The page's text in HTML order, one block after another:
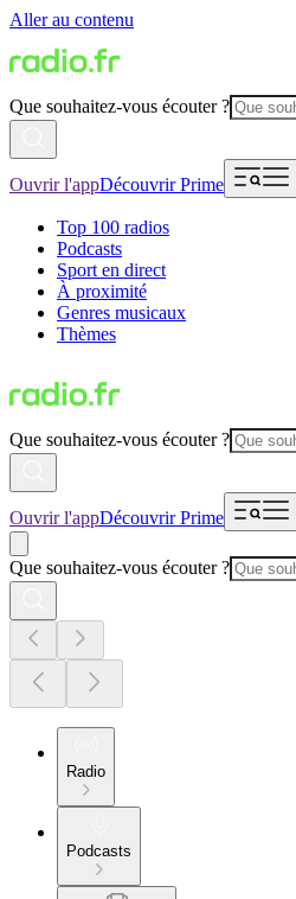
Aller au contenu
Que souhaitez-vous écouter ?
Ouvrir l'appDécouvrir Prime
Top 100 radios
Podcasts
Sport en direct
À proximité
Genres musicaux
Thèmes
Que souhaitez-vous écouter ?
Ouvrir l'appDécouvrir Prime
Que souhaitez-vous écouter ?
Radio
Podcasts